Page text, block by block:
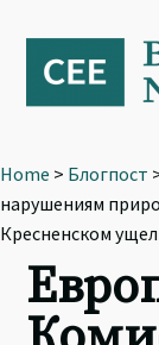
primary
navigation
content
footer
Home > Блогпост
нарушениям
Кресненском